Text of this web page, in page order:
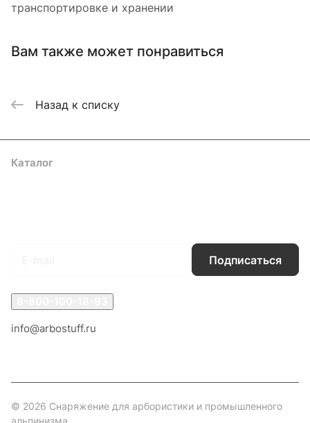
транспортировке и хранении
Вам также может понравиться
Назад к списку
Каталог
Подписаться
info@arbostuff.ru
© 2026 Снаряжение для арбористики и промышленного
альпинизма